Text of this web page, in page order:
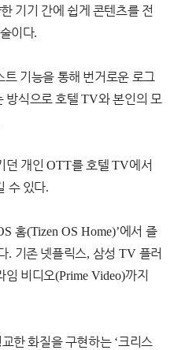
기기 간에 쉽게 콘텐츠를 전
이다.
기능을 통해 번거로운 로그
방식으로 호텔TV와 본인의 모
던 개인 OTT를 호텔 TV에서
수 있다.
홈(Tizen OS Home)’에서 즐
. 기존 넷플릭스, 삼성 TV 플러
임 비디오(Prime Video)까지
한 화질을 구현하는 ‘크리스